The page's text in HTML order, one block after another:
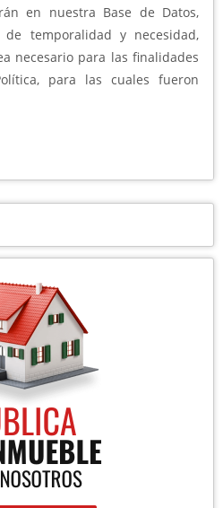
en nuestra Base de Datos,
temporalidad y necesidad,
necesario para las finalidades
para las cuales fueron